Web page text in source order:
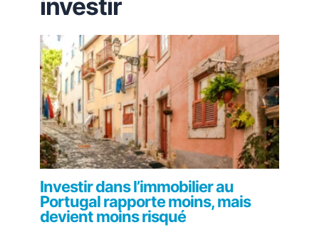
Investir dans l’immobilier au
Portugal rapporte moins, mais
devient moins risqué